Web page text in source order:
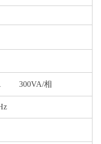
300VA/相